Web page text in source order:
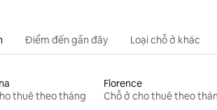
Điểm đến gần đây Loại chỗ ở khác
thuê theo tháng
Florence
Chỗ ở cho thuê theo